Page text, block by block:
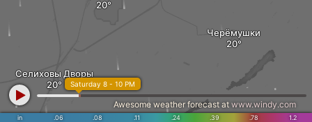
Селиховы Дворы
Черёмушки
in .06 .08 .11 .24 .39 .78 1.2
Saturday 8 - 10 PM
Awesome weather forecast at www.windy.com